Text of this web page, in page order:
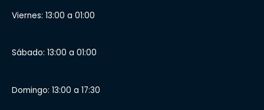
Viernes: 13:00 a 01:00
Sábado: 13:00 a 01:00
Domingo: 13:00 a 17:30